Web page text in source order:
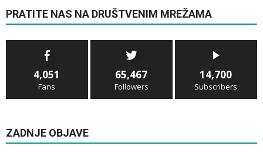
PRATITE NAS NA DRUŠTVENIM MREŽAMA
4,051
Fans
65,467
Followers
14,700
Subscribers
ZADNJE OBJAVE